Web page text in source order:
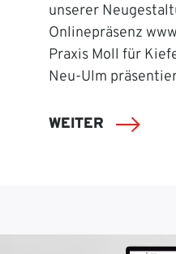
unserer
Onlinepräsenz
Praxis Moll für
Neu-Ulm
WEITER